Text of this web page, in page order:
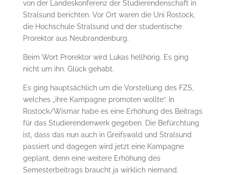
von der Landeskonferenz der Studierendenschaft in
Stralsund berichten. Vor Ort waren die Uni Rostock,
die Hochschule Stralsund und der studentische
Prorektor aus Neubrandenburg.
Beim Wort Prorektor wird Lukas hellhörig. Es ging
nicht um ihn. Glück gehabt.
Es ging hauptsächlich um die Vorstellung des FZS,
welches „ihre Kampagne promoten wollte“. In
Rostock/Wismar habe es eine Erhöhung des Beitrags
für das Studierendenwerk gegeben. Die Befürchtung
ist, dass das nun auch in Greifswald und Stralsund
passiert und dagegen wird jetzt eine Kampagne
geplant, denn eine weitere Erhöhung des
Semesterbeitrags braucht ja wirklich niemand.